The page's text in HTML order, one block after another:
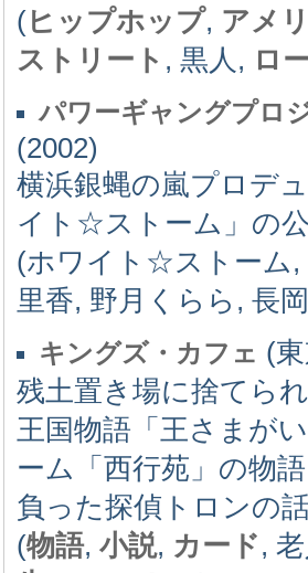
(ヒップホップ, アメ
ストリート , 黒人, ロ
パワーギャングプロ
(2002)
横浜銀蝿の嵐プロデ
イト☆ストーム」の
(ホワイト☆ストーム,
里香, 野月くらら, 長
キングズ・カフェ (
残土置き場に捨てら
王国物語「王さまが
ーム「西行苑」の物
負った探偵トロンの
(物語, 小説, カード,